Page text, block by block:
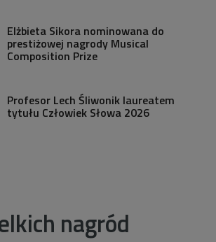
Elżbieta Sikora nominowana do
prestiżowej nagrody Musical
Composition Prize
Profesor Lech Śliwonik laureatem
tytułu Człowiek Słowa 2026
nagród